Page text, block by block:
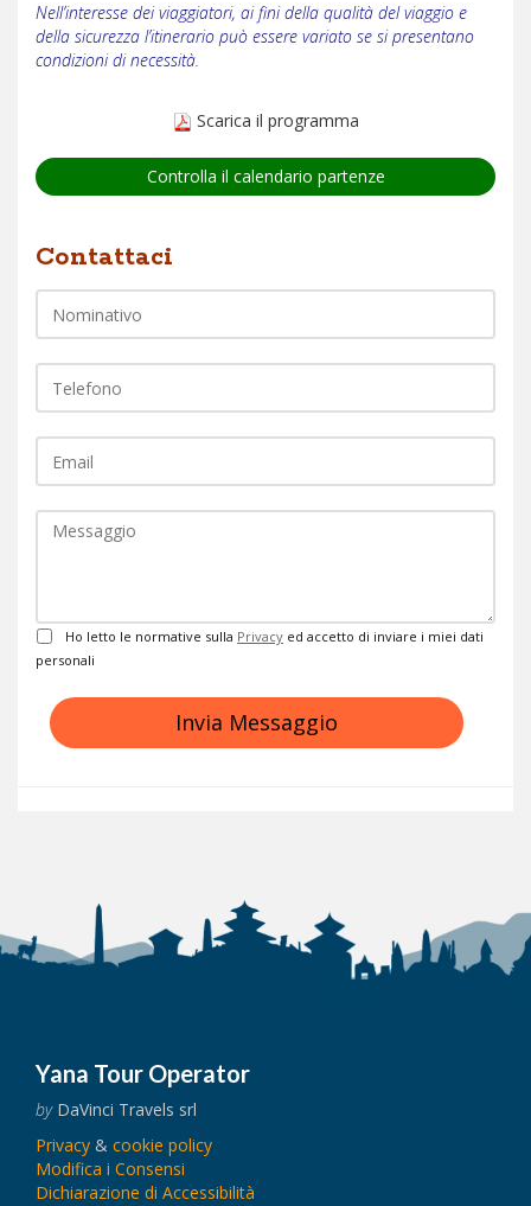
Nell’interesse dei viaggiatori, ai fini della qualità del viaggio e
della sicurezza l’itinerario può essere variato se si presentano
condizioni di necessità.
Scarica il programma
Controlla il calendario partenze
Contattaci
Privacy
Ho letto le normative sulla Privacy ed accetto di inviare i miei dati
personali
Invia Messaggio
Yana Tour Operator
byDaVinci Travels srl
Privacy & cookie policy
Modifica i Consensi
Dichiarazione di Accessibilità